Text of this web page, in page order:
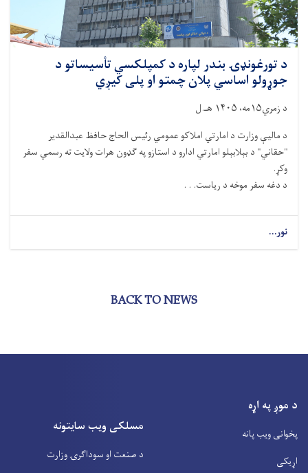
د تورغونډۍ بندر لپاره د کمپلکسي تأسیساتو د
جوړولو اساسي پلان چمتو او پلی کیږي
د زمري۱۵مه، ۱۴۰۵ هـ.ل
د مالیې وزارت د امارتي املاکو عمومي رئیس الحاج حافظ عبدالقدیر
"حقاني" د بېلابېلو امارتي ادارو د استازو په ګډون هرات ولایت ته رسمي سفر
وکړ.
د دغه سفر موخه د ریاست. . .
نور...
BACK TO NEWS
د موږ په اړه
پخوانی ویب پانه
اړیکی
مسلکی ویب سایتونه
د صنعت او سوداگرۍ وزارت